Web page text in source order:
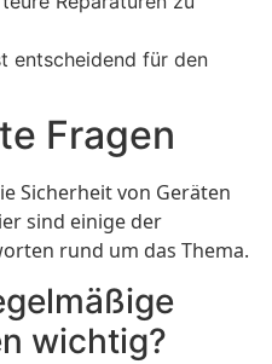
entscheidend für den
Fragen
Sicherheit von Geräten
sind einige der
rund um das Thema.
wichtig?